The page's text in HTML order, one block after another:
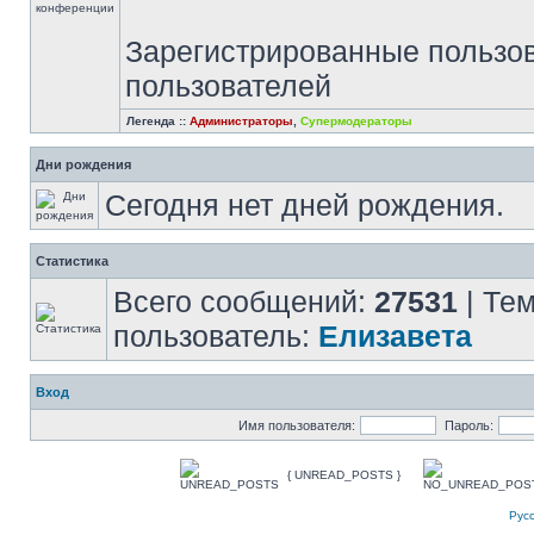
Зарегистрированные
пользователей
Легенда :: Администраторы Супермодераторы
Дни рождения
Сегодня нет дней рождения.
Статистика
Всего сообщений: 27531 |
пользователь: Елизавета
Вход
Имя пользователя: Пароль:
{ UNREAD_POSTS }